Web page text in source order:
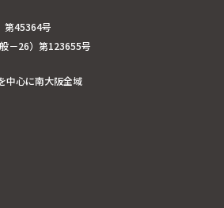
第45364号
－26）第123655号
中心に南大阪全域